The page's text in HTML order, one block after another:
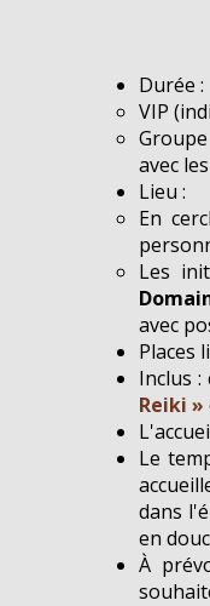
Durée :
VIP
avec
Lieu :
En
Les
avec
Places
Inclus
Reiki »
Le
dans
en
À